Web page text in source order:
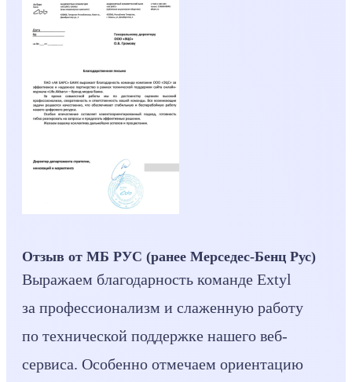
Отзыв от МБ РУС (ранее Мерседес-Бенц Рус)
Выражаем благодарность команде Extyl
за профессионализм и слаженную работу
по технической поддержке нашего веб-
сервиса. Особенно отмечаем ориентацию